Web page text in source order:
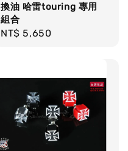
換油 哈雷touring 專用
組合
Regular
NT$ 5,650